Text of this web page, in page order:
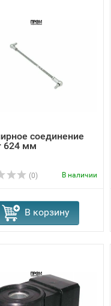
соединение
624 мм
(0) В наличии
В корзину